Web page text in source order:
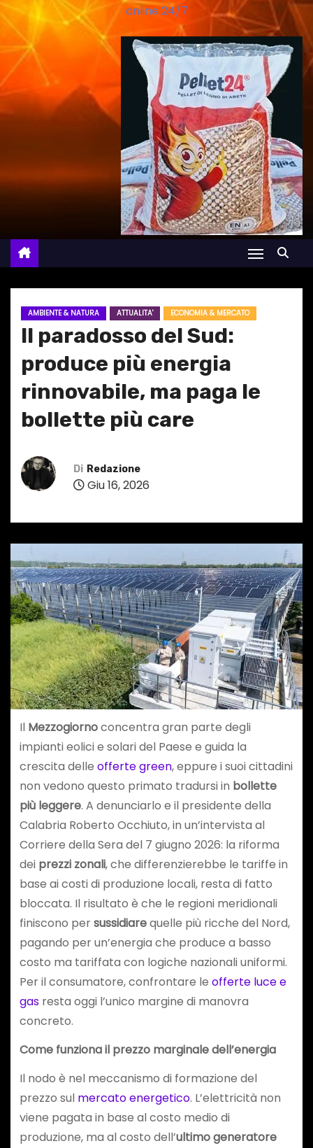
online 24/7
AMBIENTE & NATURA ATTUALITA' ECONOMIA & MERCATO
Il paradosso del Sud:
produce più energia
rinnovabile, ma paga le
bollette più care
Di Redazione
Giu 16, 2026
Il Mezzogiornoconcentra gran parte degli
impianti eolici e solari del Paese e guida la
crescita delle offerte green, eppure i suoi cittadini
non vedono questo primato tradursi in bollette
più leggere. A denunciarlo e il presidente della
Calabria Roberto Occhiuto, in un’intervista al
Corriere della Sera del 7 giugno 2026: la riforma
dei prezzi zonali, che differenzierebbe le tariffe in
base ai costi di produzione locali, resta di fatto
bloccata. Il risultato è che le regioni meridionali
finiscono persussidiarequelle più ricche del Nord,
pagando per un’energia che produce a basso
costo ma tariffata con logiche nazionali uniformi.
Per il consumatore, confrontare le offerte luce e
gasresta oggi l’unico margine di manovra
concreto.
Come funziona il prezzo marginale dell’energia
Il nodo è nel meccanismo di formazione del
prezzo sul mercato energetico. L’elettricità non
viene pagata in base al costo medio di
produzione, ma al costo dell’ultimo generatore